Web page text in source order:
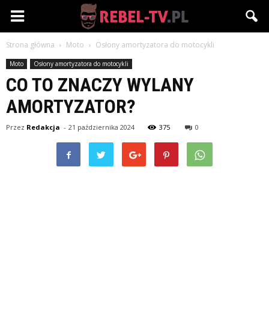
Rebel-
Strona główna Moto Osłony amortyzatora do motocykli
Moto Osłony amortyzatora do motocykli
CO TO ZNACZY WYLANY
AMORTYZATOR?
Przez Redakcja - 21 października 2024 375 0